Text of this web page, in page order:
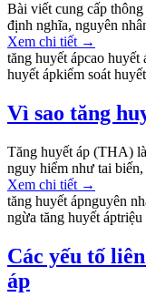
Bài viết cung cấp
định nghĩa, nguyên
Xem chi tiết →
tăng huyết ápcao huyết
huyết ápkiểm soát
Vì sao tăng
Tăng huyết áp (THA)
nguy hiểm như tai
Xem chi tiết →
tăng huyết ápnguyên
ngừa tăng huyết áptriệu
Các yếu tố
áp